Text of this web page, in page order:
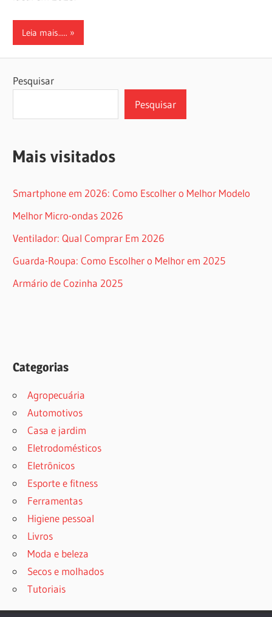
Leia mais.....
Pesquisar
Pesquisar
Mais visitados
Smartphone em 2026: Como Escolher o Melhor Modelo
Melhor Micro-ondas 2026
Ventilador: Qual Comprar Em 2026
Guarda-Roupa: Como Escolher o Melhor em 2025
Armário de Cozinha 2025
Categorias
Agropecuária
Automotivos
Casa e jardim
Eletrodomésticos
Eletrônicos
Esporte e fitness
Ferramentas
Higiene pessoal
Livros
Moda e beleza
Secos e molhados
Tutoriais